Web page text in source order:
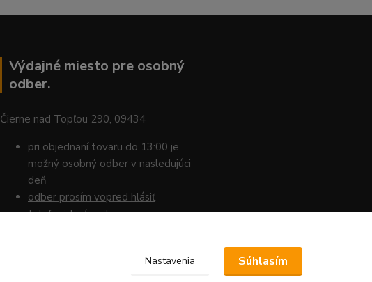
Výdajné miesto pre osobný
odber.
Čierne nad Topľou 290, 09434
pri objednaní tovaru do 13:00 je
možný osobný odber v nasledujúci
deň
odber prosím vopred hlásiť
telefonicky / mailom.
Nastavenia Súhlasím